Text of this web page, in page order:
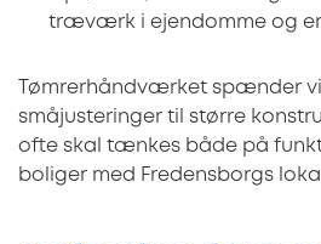
træværk i ejendomme og
Tømrerhåndværket spænder
småjusteringer til større
ofte skal tænkes både på
boliger med Fredensborgs